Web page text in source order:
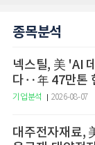
종목분석
넥스틸, 美 'AI
다‥年 47만톤
기업분석 2026-08-07
대주전자재료,